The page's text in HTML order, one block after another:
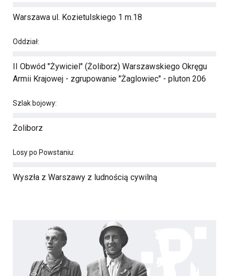
Warszawa ul. Kozietulskiego 1 m.18
Oddział:
II Obwód "Żywiciel" (Żoliborz) Warszawskiego Okręgu
Armii Krajowej - zgrupowanie "Żaglowiec" - pluton 206
Szlak bojowy:
Żoliborz
Losy po Powstaniu:
Wyszła z Warszawy z ludnością cywilną